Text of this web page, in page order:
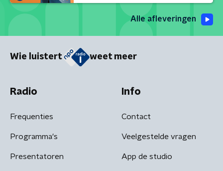
Alle afleveringen
Wie luistert weet meer
Radio
Frequenties
Programma's
Presentatoren
Info
Contact
Veelgestelde vragen
App de studio